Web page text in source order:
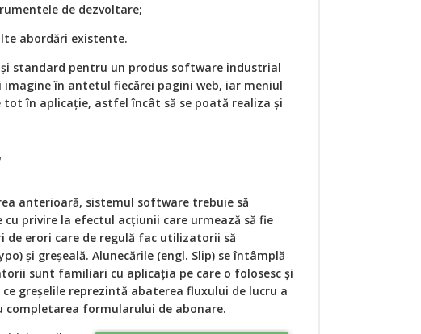
de dezvoltare;
abordări existente.
și standard pentru un produs software industrial
imagine în antetul fiecărei pagini web, iar meniul
tot în aplicație, astfel încât să se poată realiza și
anterioară, sistemul software trebuie să
privire la efectul acțiunii care urmează să fie
de erori care de regulă fac utilizatorii să
și greșeală. Alunecările (engl. Slip) se întâmplă
sunt familiari cu aplicația pe care o folosesc și
greșelile reprezintă abaterea fluxului de lucru a
completarea formularului de abonare.